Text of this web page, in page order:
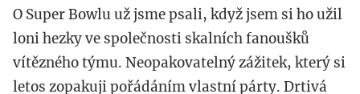
O Super Bowlu už jsme psali, když jsem si ho užil
loni hezky ve společnosti skalních fanoušků
vítězného týmu. Neopakovatelný zážitek, který si
letos zopakuji pořádáním vlastní párty. Drtivá